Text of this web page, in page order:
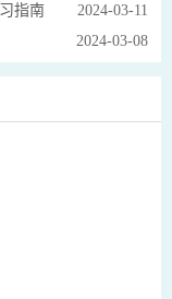
2024-03-11
指南
2024-03-08